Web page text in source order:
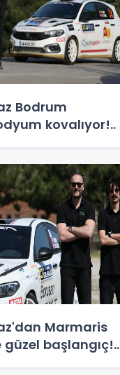
Bodrum
kovalıyor!..
Marmaris
güzel başlangıç!..